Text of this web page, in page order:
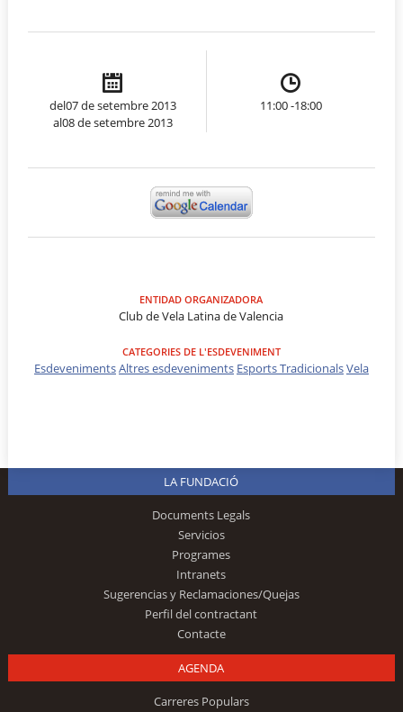
del07 de setembre 2013
al08 de setembre 2013
11:00 -18:00
ENTIDAD ORGANIZADORA
Club de Vela Latina de Valencia
CATEGORIES DE L'ESDEVENIMENT
EsdevenimentsAltres esdeveniments Esports TradicionalsVela
LA FUNDACIÓ
Documents Legals
Servicios
Programes
Intranets
Sugerencias y Reclamaciones/Quejas
Perfil del contractant
Contacte
AGENDA
Carreres Populars